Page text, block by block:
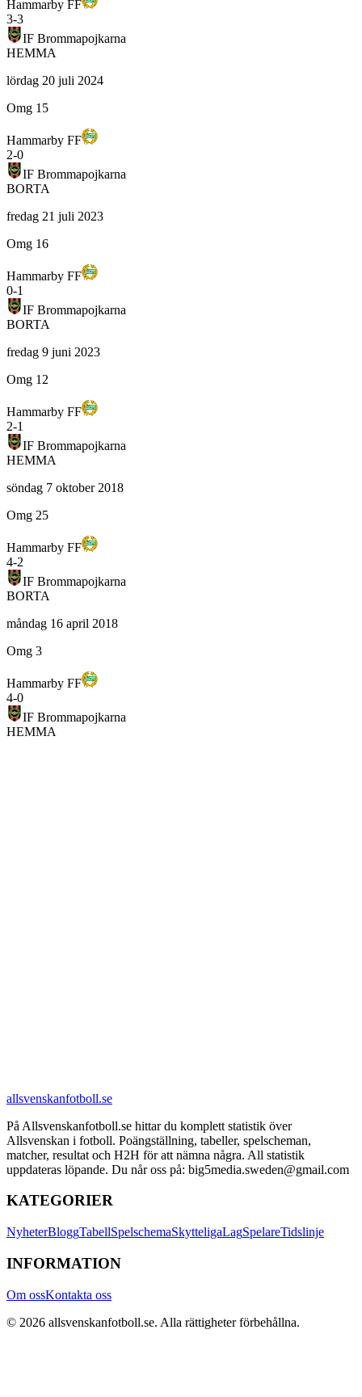
Hammarby FF
3-3
IF Brommapojkarna
HEMMA
lördag 20 juli 2024
Omg 15
Hammarby FF
2-0
IF Brommapojkarna
BORTA
fredag 21 juli 2023
Omg 16
Hammarby FF
0-1
IF Brommapojkarna
BORTA
fredag 9 juni 2023
Omg 12
Hammarby FF
2-1
IF Brommapojkarna
HEMMA
söndag 7 oktober 2018
Omg 25
Hammarby FF
4-2
IF Brommapojkarna
BORTA
måndag 16 april 2018
Omg 3
Hammarby FF
4-0
IF Brommapojkarna
HEMMA
allsvenskanfotboll.se
På Allsvenskanfotboll.se hittar du komplett statistik över
Allsvenskan i fotboll. Poängställning, tabeller, spelscheman,
matcher, resultat och H2H för att nämna några. All statistik
uppdateras löpande. Du når oss på: big5media.sweden@gmail.com
KATEGORIER
NyheterBloggTabellSpelschemaSkytteligaLagSpelareTidslinje
INFORMATION
Om ossKontakta oss
© 2026 allsvenskanfotboll.se. Alla rättigheter förbehållna.